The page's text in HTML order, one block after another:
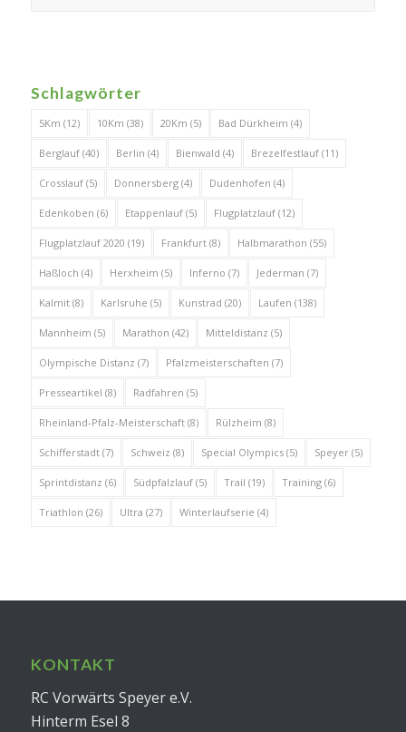
Schlagwörter
5Km (12) 10Km (38) 20Km (5) Bad Dürkheim (4)
Berglauf(40) Berlin (4) Bienwald (4) Brezelfestlauf(11)
Crosslauf(5) Donnersberg(4) Dudenhofen (4)
Edenkoben (6) Etappenlauf(5) Flugplatzlauf(12)
Flugplatzlauf 2020 (19) Frankfurt(8) Halbmarathon (55)
Haßloch (4) Herxheim (5) Inferno (7) Jederman (7)
Kalmit(8) Karlsruhe (5) Kunstrad (20) Laufen (138)
Mannheim (5) Marathon (42) Mitteldistanz (5)
Olympische Distanz (7) Pfalzmeisterschaften (7)
Presseartikel (8) Radfahren (5)
Rheinland-Pfalz-Meisterschaft(8) Rülzheim (8)
Schifferstadt(7) Schweiz (8) Special Olympics(5) Speyer(5)
Sprintdistanz (6) Südpfalzlauf(5) Trail (19) Training(6)
Triathlon (26) Ultra (27) Winterlaufserie (4)
KONTAKT
RC Vorwärts Speyer e.V.
Hinterm Esel 8